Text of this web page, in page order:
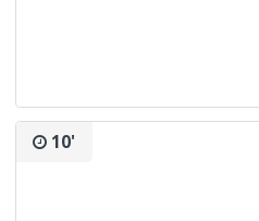
10'